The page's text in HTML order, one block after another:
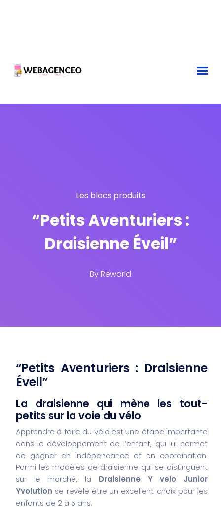
Les blocs produits
“Petits Aventuriers :
Draisienne Éveil”
ByReworld
“Petits Aventuriers : Draisienne
Éveil”
La draisienne qui mène les tout-
petits sur la voie du vélo
Apprendre à faire du vélo est une étape importante
dans le développement de l’enfant, qui lui permet
de gagner en indépendance et en coordination.
Parmi les modèles de draisienne qui se distinguent
sur le marché, la Draisienne Y velo Junior
Yvolution se révèle être un excellent choix pour les
enfants de 2 à 5 ans.